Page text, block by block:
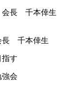
長 千本倖生
指す